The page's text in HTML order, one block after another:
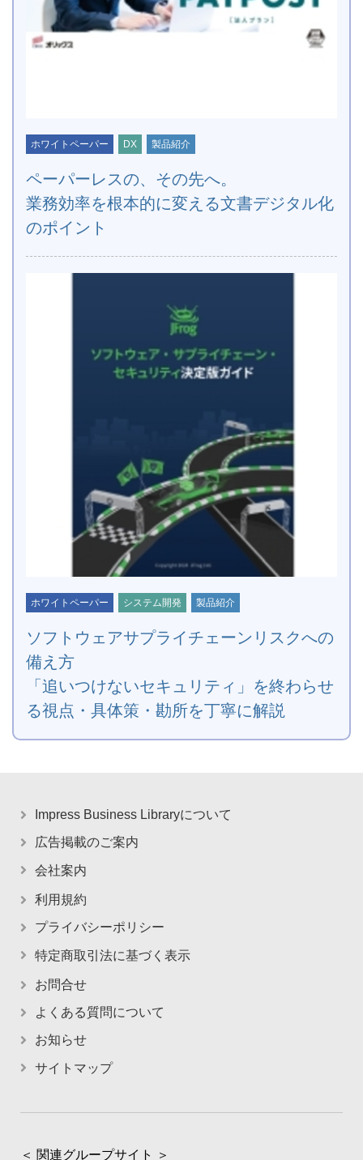
ホワイトペーパー DX 製品紹介
ペーパーレスの、その先へ。
業務効率を根本的に変える文書デジタル化
のポイント
ホワイトペーパー システム開発 製品紹介
ソフトウェアサプライチェーンリスクへの
備え方
「追いつけないセキュリティ」を終わらせ
る視点・具体策・勘所を丁寧に解説
Impress Business Libraryについて
広告掲載のご案内
会社案内
利用規約
プライバシーポリシー
特定商取引法に基づく表示
お問合せ
よくある質問について
お知らせ
サイトマップ
＜ 関連グループサイト ＞